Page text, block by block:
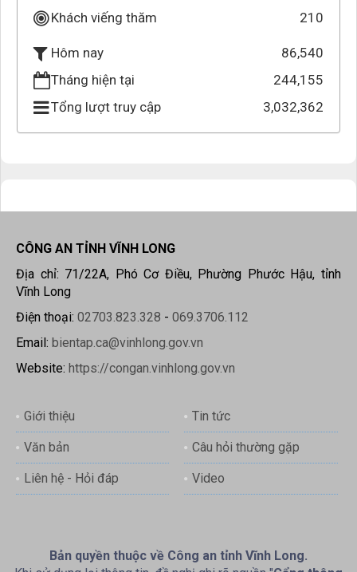
Khách viếng thăm
210
Hôm nay
86,540
Tháng hiện tại
244,155
Tổng lượt truy cập
3,032,362
CÔNG AN TỈNH VĨNH LONG
Địa chỉ: 71/22A, Phó Cơ Điều, Phường Phước Hậu, tỉnh
Vĩnh Long
Điện thoại: 02703.823.328 - 069.3706.112
Email: bientap.ca@vinhlong.gov.vn
Website: https://congan.vinhlong.gov.vn
Giới thiệu Tin tức
Văn bản Câu hỏi thường gặp
Liên hệ - Hỏi đáp Video
Bản quyền thuộc về Công an tỉnh Vĩnh Long.